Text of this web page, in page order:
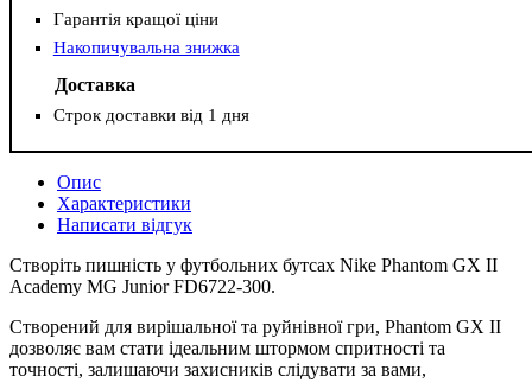
Гарантія кращої ціни
Накопичувальна знижка
Доставка
Строк доставки від 1 дня
Опис
Характеристики
Написати відгук
Створіть пишність у футбольних бутсах Nike Phantom GX II
Academy MG Junior FD6722-300.
Створений для вирішальної та руйнівної гри, Phantom GX II
дозволяє вам стати ідеальним штормом спритності та
точності, залишаючи захисників слідувати за вами,